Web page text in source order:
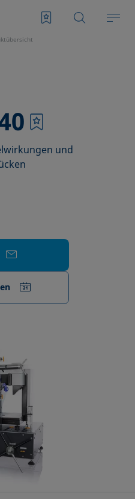
und